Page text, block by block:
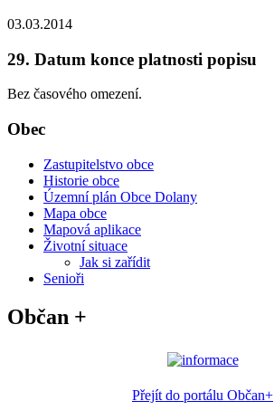
03.03.2014
29. Datum konce platnosti popisu
Bez časového omezení.
Obec
Zastupitelstvo obce
Historie obce
Územní plán Obce Dolany
Mapa obce
Mapová aplikace
Životní situace
Jak si zařídit
Senioři
Občan +
Přejít do portálu Občan+